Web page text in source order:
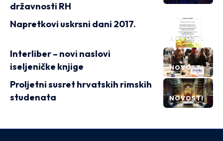
državnosti RH
NOVOSTI
Napretkovi uskrsni dani 2017.
NOVOSTI
Interliber – novi naslovi
iseljeničke knjige
NOVOSTI
Proljetni susret hrvatskih rimskih
studenata